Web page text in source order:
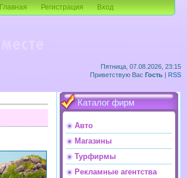
Пятница, 07.08.2026, 23:15
Приветствую Вас Гость | RSS
Главная Регистрация Вход
Каталог фирм
Авто
Магазины
Турфирмы
Рекламные агентства